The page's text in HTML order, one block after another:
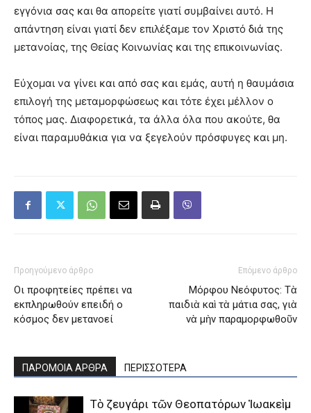
εγγόνια σας και θα απορείτε γιατί συμβαίνει αυτό. Η
απάντηση είναι γιατί δεν επιλέξαμε τον Χριστό διά της
μετανοίας, της Θείας Κοινωνίας και της επικοινωνίας.
Εύχομαι να γίνει και από σας και εμάς, αυτή η θαυμάσια
επιλογή της μεταμορφώσεως και τότε έχει μέλλον ο
τόπος μας. Διαφορετικά, τα άλλα όλα που ακούτε, θα
είναι παραμυθάκια για να ξεγελούν πρόσφυγες και μη.
Προηγούμενο άρθρο
Οι προφητείες πρέπει να
εκπληρωθούν επειδή ο
κόσμος δεν μετανοεί
Επόμενο άρθρο
Μόρφου Νεόφυτος: Τὰ
παιδιὰ καὶ τὰ μάτια σας, γιὰ
νὰ μὴν παραμορφωθοῦν
ΠΑΡΟΜΟΙΑ ΑΡΘΡΑ ΠΕΡΙΣΣΟΤΕΡΑ
Τὸ ζευγάρι τῶν Θεοπατόρων Ἰωακεὶμ